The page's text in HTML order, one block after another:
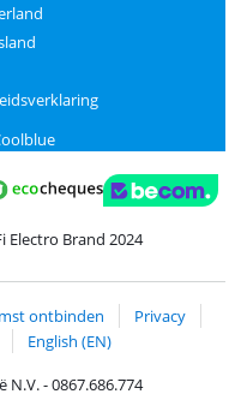
ClickToPay
met PayPal
Electro Brand 2024
ontbinden
Privacy
English (EN)
N.V. - 0867.686.774